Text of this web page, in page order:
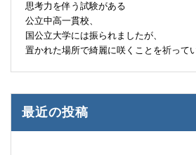
思考力を伴う試験がある
公立中高一貫校、
国公立大学には振られましたが、
置かれた場所で綺麗に咲くことを祈って
最近の投稿